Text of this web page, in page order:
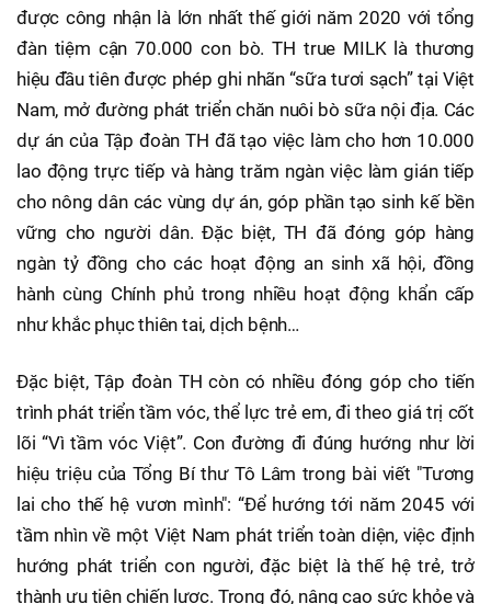
được công nhận là lớn nhất thế giới năm 2020 với tổng
đàn tiệm cận 70.000 con bò. TH true MILK là thương
hiệu đầu tiên được phép ghi nhãn “sữa tươi sạch” tại Việt
Nam, mở đường phát triển chăn nuôi bò sữa nội địa. Các
dự án của Tập đoàn TH đã tạo việc làm cho hơn 10.000
lao động trực tiếp và hàng trăm ngàn việc làm gián tiếp
cho nông dân các vùng dự án, góp phần tạo sinh kế bền
vững cho người dân. Đặc biệt, TH đã đóng góp hàng
ngàn tỷ đồng cho các hoạt động an sinh xã hội, đồng
hành cùng Chính phủ trong nhiều hoạt động khẩn cấp
như khắc phục thiên tai, dịch bệnh…
Đặc biệt, Tập đoàn TH còn có nhiều đóng góp cho tiến
trình phát triển tầm vóc, thể lực trẻ em, đi theo giá trị cốt
lõi “Vì tầm vóc Việt”. Con đường đi đúng hướng như lời
hiệu triệu của Tổng Bí thư Tô Lâm trong bài viết "Tương
lai cho thế hệ vươn mình": “Để hướng tới năm 2045 với
tầm nhìn về một Việt Nam phát triển toàn diện, việc định
hướng phát triển con người, đặc biệt là thế hệ trẻ, trở
thành ưu tiên chiến lược. Trong đó, nâng cao sức khỏe và